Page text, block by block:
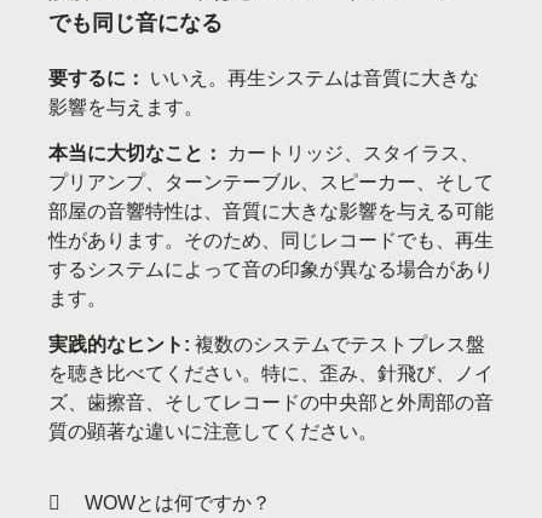
でも同じ音になる
要するに：
いいえ。再生システムは音質に大きな
影響を与えます。
本当に大切なこと：
カートリッジ、スタイラス、
プリアンプ、ターンテーブル、スピーカー、そして
部屋の音響特性は、音質に大きな影響を与える可能
性があります。そのため、同じレコードでも、再生
するシステムによって音の印象が異なる場合があり
ます。
実践的なヒント: 複数のシステムでテストプレス盤
を聴き比べてください。特に、歪み、針飛び、ノイ
ズ、歯擦音、そしてレコードの中央部と外周部の音
質の顕著な違いに注意してください。
WOWとは何ですか？